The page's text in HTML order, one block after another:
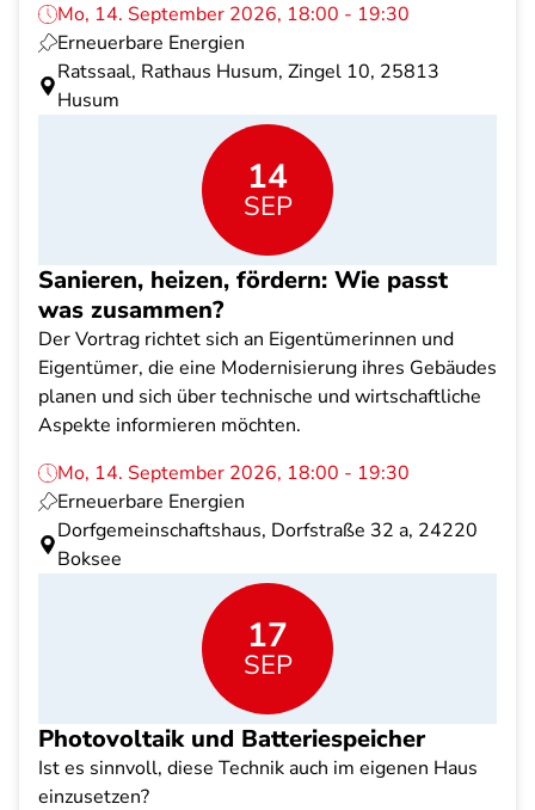
Mo, 14. September 2026, 18:00 - 19:30
Erneuerbare Energien
Ratssaal, Rathaus Husum, Zingel 10, 25813
Husum
14
SEP
Sanieren, heizen, fördern: Wie passt
was zusammen?
Der Vortrag richtet sich an Eigentümerinnen und
Eigentümer, die eine Modernisierung ihres Gebäudes
planen und sich über technische und wirtschaftliche
Aspekte informieren möchten.
Mo, 14. September 2026, 18:00 - 19:30
Erneuerbare Energien
Dorfgemeinschaftshaus, Dorfstraße 32 a, 24220
Boksee
17
SEP
Photovoltaik und Batteriespeicher
Ist es sinnvoll, diese Technik auch im eigenen Haus
einzusetzen?